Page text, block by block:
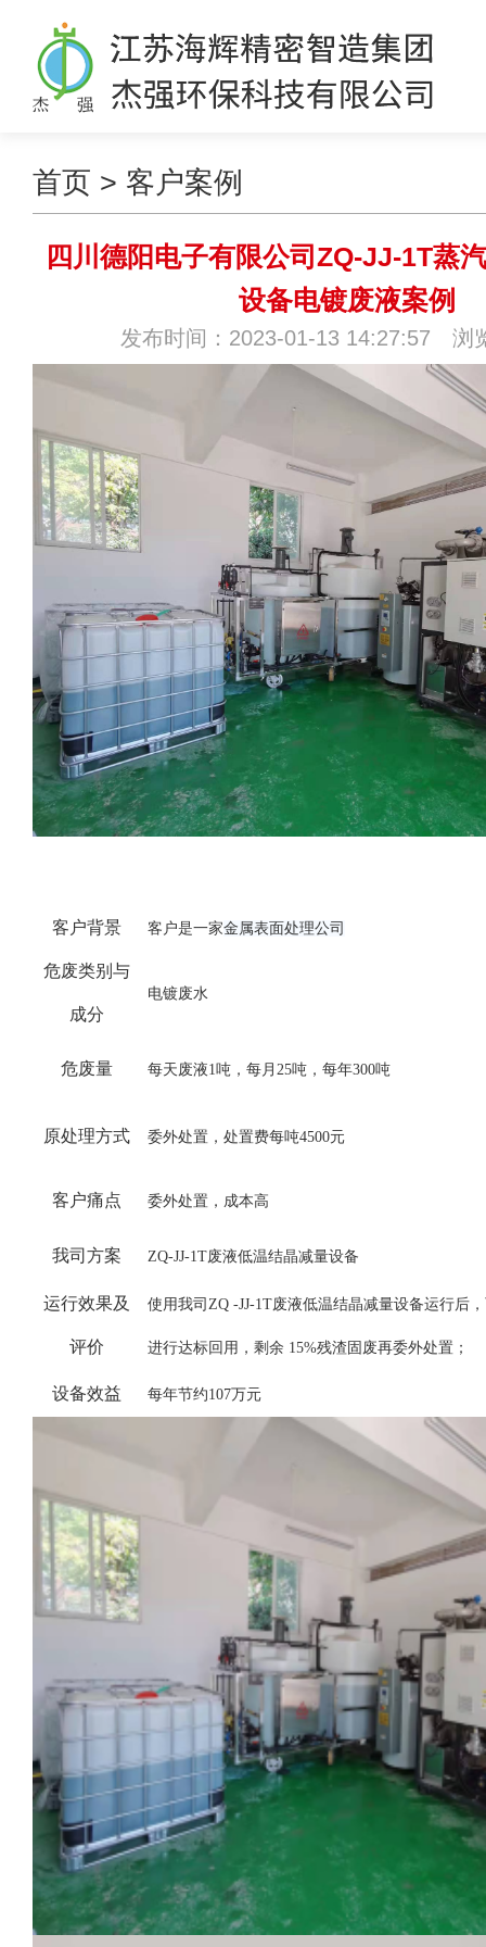
首页 > 客户案例
四川德阳电子有限公司ZQ-JJ-1T蒸
设备电镀废液案例
发布时间：2023-01-13 14:27:57 浏
客户背景 客户是一家金属表面处理公司
危废类别与
成分
电镀废水
危废量 每天废液1吨，每月25吨，每年300吨
原处理方式 委外处置，处置费每吨4500元
客户痛点 委外处置，成本高
我司方案 ZQ-JJ-1T废液低温结晶减量设备
运行效果及
评价
使用我司 ZQ -JJ-1T废液低温结晶减量设备运行后
进行达标回用，剩余 15%残渣固废再委外处置；
设备效益 每年节约107万元